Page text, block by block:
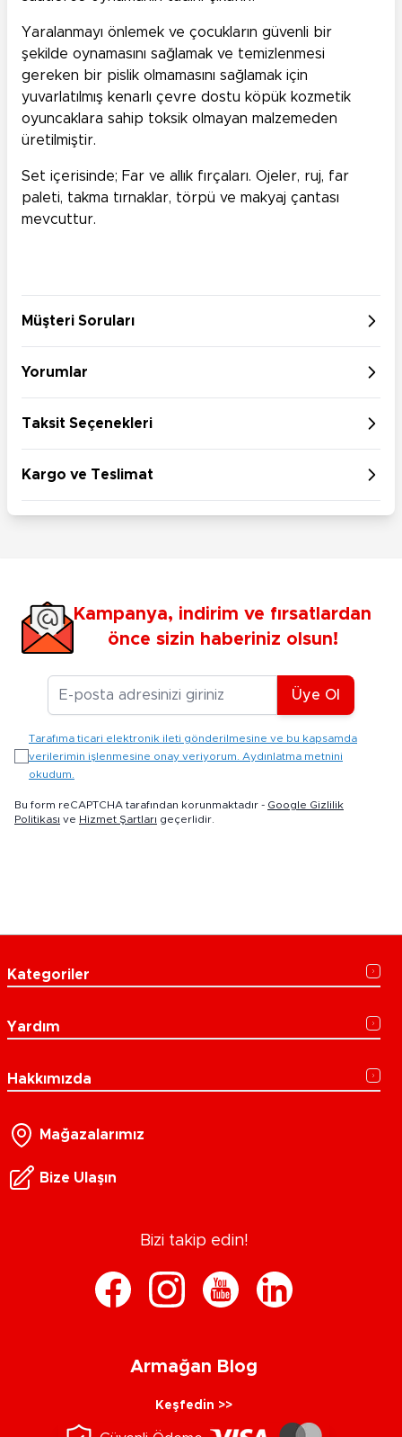
Yaralanmayı önlemek ve çocukların güvenli bir
şekilde oynamasını sağlamak ve temizlenmesi
gereken bir pislik olmamasını sağlamak için
yuvarlatılmış kenarlı çevre dostu köpük kozmetik
oyuncaklara sahip toksik olmayan malzemeden
üretilmiştir.
Set içerisinde; Far ve allık fırçaları. Ojeler, ruj, far
paleti, takma tırnaklar, törpü ve makyaj çantası
mevcuttur.
Müşteri Soruları
Yorumlar
Taksit Seçenekleri
Kargo ve Teslimat
Kampanya, indirim ve fırsatlardan
önce sizin haberiniz olsun!
E-posta Adresiniz
Üye Ol
Tarafıma ticari elektronik ileti gönderilmesine ve bu kapsamda
verilerimin işlenmesine onay veriyorum. Aydınlatma metnini
okudum.
Bu form reCAPTCHA tarafından korunmaktadır - Google Gizlilik
Politikası ve Hizmet Şartları geçerlidir.
Kategoriler
Yardım
Hakkımızda
Mağazalarımız
Bize Ulaşın
Bizi takip edin!
Armağan Blog
Keşfedin >>